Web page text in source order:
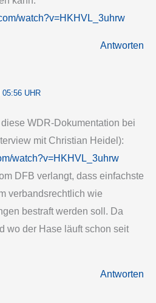
watch?v=HKHVL_3uhrw
Antworten
UHR
WDR-Dokumentation bei
mit Christian Heidel):
watch?v=HKHVL_3uhrw
DFB verlangt, dass einfachste
verbandsrechtlich wie
bestraft werden soll. Da
wo der Hase läuft schon seit
Antworten